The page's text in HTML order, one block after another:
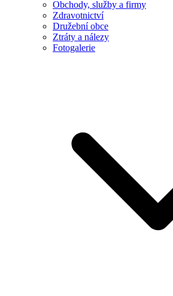
Obchody, služby a firmy
Zdravotnictví
Družební obce
Ztráty a nálezy
Fotogalerie